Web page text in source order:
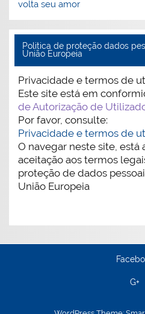
volta seu amor
Politica de proteção dados
União Europeia
Privacidade e termos de
Este site está em
de Autorização de
Por favor, consulte:
Privacidade e termos de
O navegar neste site, está
aceitação aos termos
proteção de dados
União Europeia
G+